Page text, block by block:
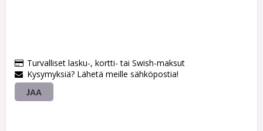
Turvalliset lasku-, kortti- tai Swish-maksut
Kysymyksiä? Lähetä meille sähköpostia!
JAA